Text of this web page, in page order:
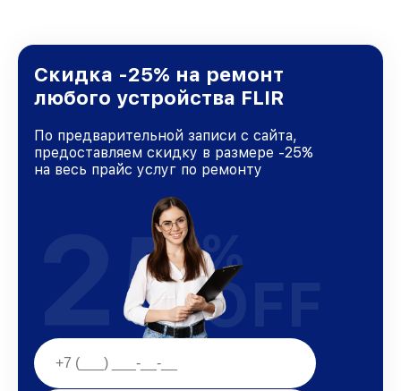
Скидка -25% на ремонт
любого устройства FLIR
По предварительной записи с сайта,
предоставляем скидку в размере -25%
на весь прайс услуг по ремонту
25%
OFF